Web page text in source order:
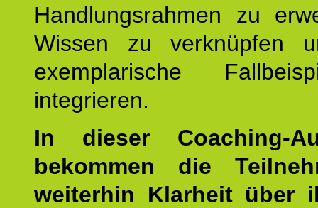
Handlungsrahmen zu
Wissen zu verknüpfen
exemplarische
integrieren.
In dieser Coaching-
bekommen die
weiterhin Klarheit über